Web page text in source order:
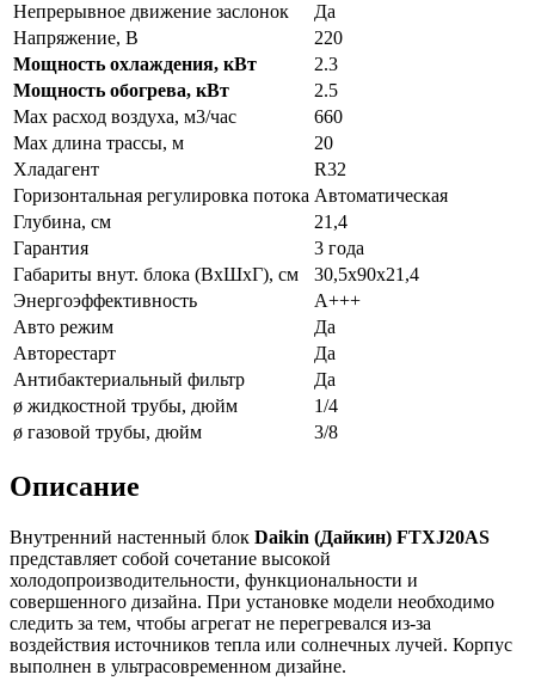
Непрерывное движение заслонок
Да
Напряжение, В
220
Мощность охлаждения, кВт
2.3
Мощность обогрева, кВт
2.5
Max расход воздуха, м3/час
660
Max длина трассы, м
20
Хладагент
R32
Горизонтальная регулировка потока Автоматическая
Глубина, см
21,4
Гарантия
3 года
Габариты внут. блока (ВхШхГ), см
30,5х90х21,4
Энергоэффективность
A+++
Авто режим
Да
Авторестарт
Да
Антибактериальный фильтр
Да
ø жидкостной трубы, дюйм
1/4
ø газовой трубы, дюйм
3/8
Описание
Внутренний настенный блок Daikin (Дайкин) FTXJ20AS
представляет собой сочетание высокой
холодопроизводительности, функциональности и
совершенного дизайна. При установке модели необходимо
следить за тем, чтобы агрегат не перегревался из-за
воздействия источников тепла или солнечных лучей. Корпус
выполнен в ультрасовременном дизайне.